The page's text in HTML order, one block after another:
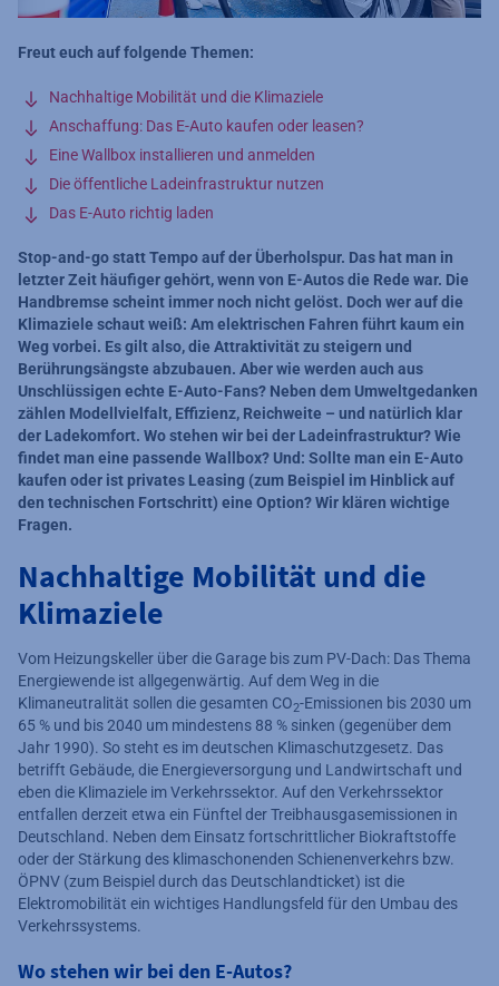
Freut euch auf folgende Themen:
Nachhaltige Mobilität und die Klimaziele
Anschaffung: Das E-Auto kaufen oder leasen?
Eine Wallbox installieren und anmelden
Die öffentliche Ladeinfrastruktur nutzen
Das E-Auto richtig laden
Stop-and-go statt Tempo auf der Überholspur. Das hat man in
letzter Zeit häufiger gehört, wenn von E-Autos die Rede war. Die
Handbremse scheint immer noch nicht gelöst. Doch wer auf die
Klimaziele schaut weiß: Am elektrischen Fahren führt kaum ein
Weg vorbei. Es gilt also, die Attraktivität zu steigern und
Berührungsängste abzubauen. Aber wie werden auch aus
Unschlüssigen echte E-Auto-Fans? Neben dem Umweltgedanken
zählen Modellvielfalt, Effizienz, Reichweite – und natürlich klar
der Ladekomfort. Wo stehen wir bei der Ladeinfrastruktur? Wie
findet man eine passende Wallbox? Und: Sollte man ein E-Auto
kaufen oder ist privates Leasing (zum Beispiel im Hinblick auf
den technischen Fortschritt) eine Option? Wir klären wichtige
Fragen.
Nachhaltige Mobilität und die
Klimaziele
Vom Heizungskeller über die Garage bis zum PV-Dach: Das Thema
Energiewende ist allgegenwärtig. Auf dem Weg in die
Klimaneutralität sollen die gesamten CO2-Emissionen bis 2030 um
65 % und bis 2040 um mindestens 88 % sinken (gegenüber dem
Jahr 1990). So steht es im deutschen Klimaschutzgesetz. Das
betrifft Gebäude, die Energieversorgung und Landwirtschaft und
eben die Klimaziele im Verkehrssektor. Auf den Verkehrssektor
entfallen derzeit etwa ein Fünftel der Treibhausgasemissionen in
Deutschland. Neben dem Einsatz fortschrittlicher Biokraftstoffe
oder der Stärkung des klimaschonenden Schienenverkehrs bzw.
ÖPNV (zum Beispiel durch das Deutschlandticket) ist die
Elektromobilität ein wichtiges Handlungsfeld für den Umbau des
Verkehrssystems.
Wo stehen wir bei den E-Autos?